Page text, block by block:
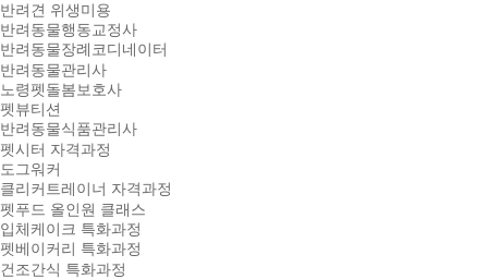
반려견 위생미용
반려동물행동교정사
반려동물장례코디네이터
반려동물관리사
노령펫돌봄보호사
펫뷰티션
반려동물식품관리사
펫시터 자격과정
도그워커
클리커트레이너 자격과정
펫푸드 올인원 클래스
입체케이크 특화과정
펫베이커리 특화과정
건조간식 특화과정